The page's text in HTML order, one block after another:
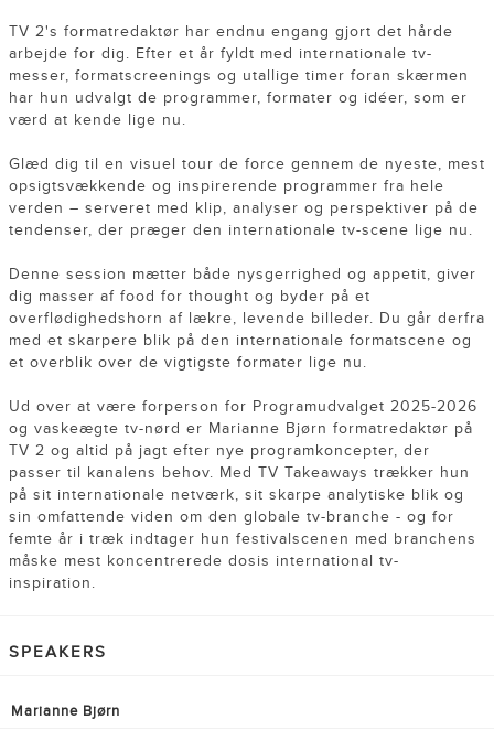
TV 2's formatredaktør har endnu engang gjort det hårde
arbejde for dig. Efter et år fyldt med internationale tv-
messer, formatscreenings og utallige timer foran skærmen
har hun udvalgt de programmer, formater og idéer, som er
værd at kende lige nu.
Glæd dig til en visuel tour de force gennem de nyeste, mest
opsigtsvækkende og inspirerende programmer fra hele
verden – serveret med klip, analyser og perspektiver på de
tendenser, der præger den internationale tv-scene lige nu.
Denne session mætter både nysgerrighed og appetit, giver
dig masser af food for thought og byder på et
overflødighedshorn af lækre, levende billeder. Du går derfra
med et skarpere blik på den internationale formatscene og
et overblik over de vigtigste formater lige nu.
Ud over at være forperson for Programudvalget 2025-2026
og vaskeægte tv-nørd er Marianne Bjørn formatredaktør på
TV 2 og altid på jagt efter nye programkoncepter, der
passer til kanalens behov. Med TV Takeaways trækker hun
på sit internationale netværk, sit skarpe analytiske blik og
sin omfattende viden om den globale tv-branche - og for
femte år i træk indtager hun festivalscenen med branchens
måske mest koncentrerede dosis international tv-
inspiration.
SPEAKERS
Marianne Bjørn